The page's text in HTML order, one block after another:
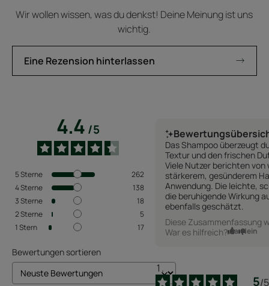
Wir wollen wissen, was du denkst! Deine Meinung ist uns
wichtig.
Eine Rezension hinterlassen
4.4/5
5Sterne
262
4Sterne
138
3Sterne
18
2Sterne
5
1Stern 17
Bewertungen sortieren
Das Shampoo überzeugt
Textur und den frischen
Viele Nutzer berichten
stärkerem, gesünderem
Anwendung. Die leichte,
die beruhigende Wirkung
ebenfalls geschätzt.
Diese Zusammenfassung
War es hilfreich? Ja Nein
5/5